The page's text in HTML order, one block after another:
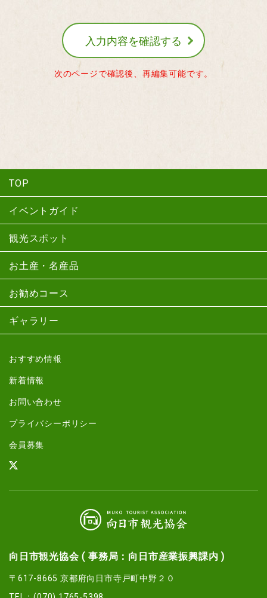
入力内容を確認する
次のページで確認後、再編集可能です。
TOP
イベントガイド
観光スポット
お土産・名産品
お勧めコース
ギャラリー
おすすめ情報
新着情報
お問い合わせ
プライバシーポリシー
会員募集
向日市観光協会 ( 事務局：向日市産業振興課内 )
〒617-8665 京都府向日市寺戸町中野２０